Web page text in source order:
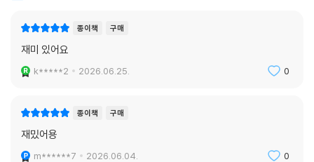
종이책 구매
재미 있어요
k*****2 2026.06.25. 0
종이책 구매
재밌어용
m******7 2026.06.04. 0